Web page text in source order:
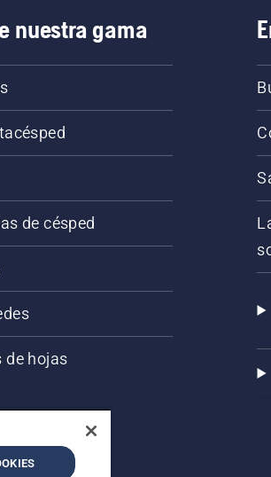
nuestra gama
de césped
de hojas